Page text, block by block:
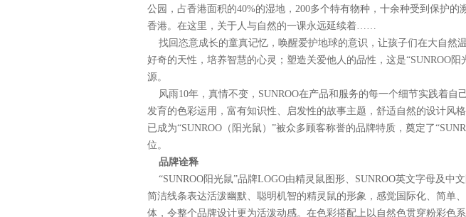
公园，占香港面积的40%的湿地，200多个特有物种，十余种受到保护的
香港。在这里，关于人与自然的一课永远延续着……
找回恣意成长的童真记忆，唤醒爱护地球的意识，让孩子们在大自然
好奇的天性，培养智慧的心灵；塑造关爱他人的品性，这是“SUNROO阳
源。
风雨10年，真情不变，SUNROO在产品和服务的每一个细节实践着自
发育的色彩运用，富有知识性、启发性的故事主题，舒适自然的设计风
已成为“SUNROO（阳光鼠）”被众多顾客称誉的品牌特质，奠定了
位。
品牌诠释
“SUNROO阳光鼠”品牌LOGO由精灵鼠图形、SUNROO英文字母及中
简洁线条表达活泼幽默、聪明机智的精灵鼠的形象，感觉国际化、简单
体，令整个品牌设计更为活泼动感。在色彩搭配上以自然色贯穿粉彩色